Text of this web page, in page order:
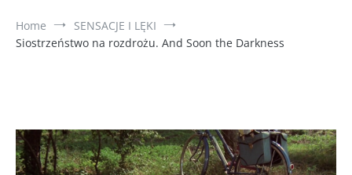
Home
SENSACJE I LĘKI
Siostrzeństwo na rozdrożu. And Soon the Darkness